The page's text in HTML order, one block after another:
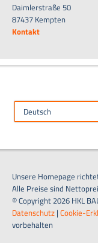
Daimlerstraße 50
87437 Kempten
Kontakt
Unsere Homepage
Alle Preise sind
© Copyright 2026 HKL
Datenschutz | Cookie-
vorbehalten